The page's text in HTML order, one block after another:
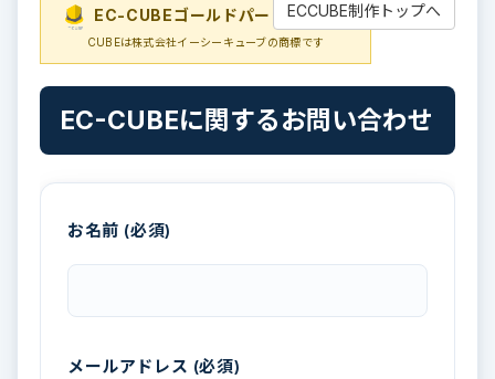
EC-CUBEゴールドパートナーEC-
CUBEは株式会社イーシーキューブの商標です
ECCUBE制作トップへ
EC-CUBEに関するお問い合わせ
お名前 (必須)
メールアドレス (必須)